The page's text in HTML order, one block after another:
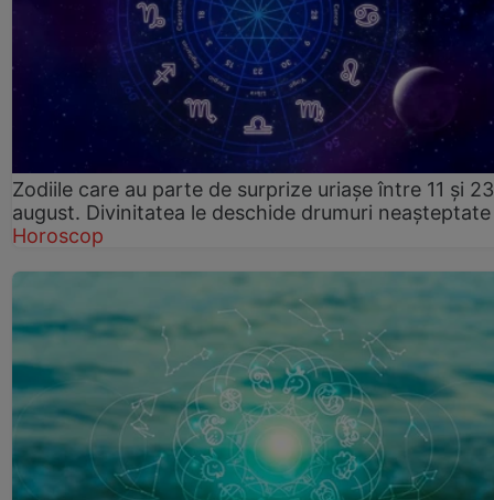
Zodiile care au parte de surprize uriașe între 11 și 23
august. Divinitatea le deschide drumuri neașteptate
Horoscop